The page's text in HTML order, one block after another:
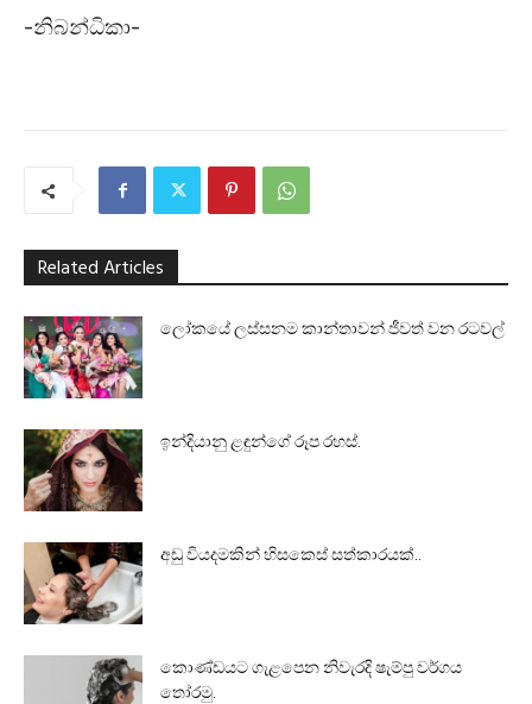
-නිබන්ධිකා-
Related Articles
ලෝකයේ ලස්සනම කාන්තාවන් ජීවත් වන රටවල්
ඉන්දියානු ළඳුන්ගේ රූප රහස්.
අඩු වියදමකින් හිසකෙස් සත්කාරයක්..
කොණ්ඩයට ගැළපෙන නිවැරදි ෂැම්පු වර්ගය
තෝරමු.